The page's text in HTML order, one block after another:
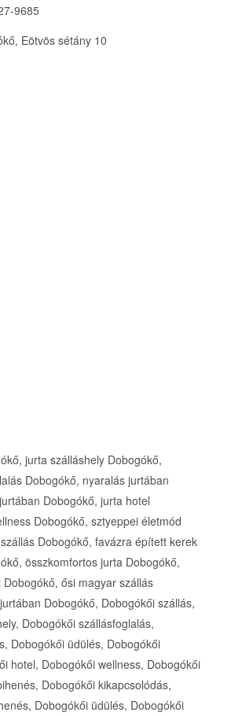
9685
Eötvös sétány 10
jurta szálláshely Dobogókő,
Dobogókő, nyaralás jurtában
Dobogókő, jurta hotel
Dobogókő, sztyeppei életmód
Dobogókő, favázra épített kerek
összkomfortos jurta Dobogókő,
ősi magyar szállás
Dobogókő, Dobogókői szállás,
Dobogókői szállásfoglalás,
Dobogókői üdülés, Dobogókői
hotel, Dobogókői wellness, Dobogókői
Dobogókői kikapcsolódás,
Dobogókői üdülés, Dobogókői